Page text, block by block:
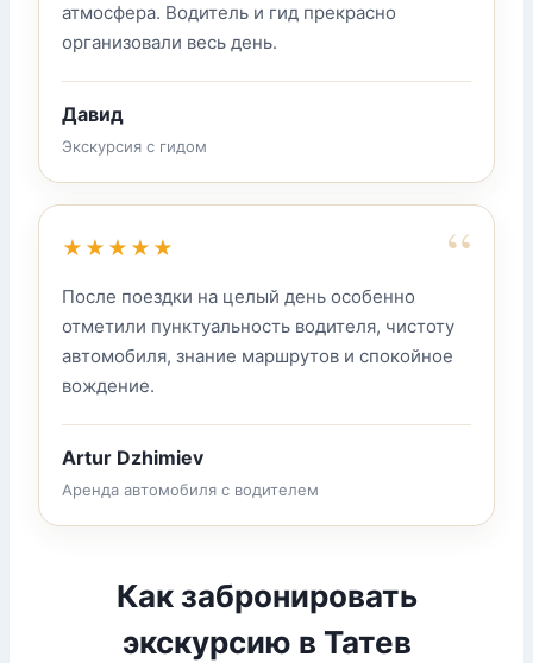
атмосфера. Водитель и гид прекрасно
организовали весь день.
Давид
Экскурсия с гидом
“
★★★★★
После поездки на целый день особенно
отметили пунктуальность водителя, чистоту
автомобиля, знание маршрутов и спокойное
вождение.
Artur Dzhimiev
Аренда автомобиля с водителем
Как забронировать
экскурсию в Татев